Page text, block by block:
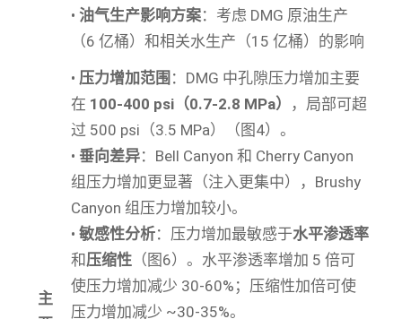
• 油气生产影响方案：考虑 DMG 原油生产
（6 亿桶）和相关水生产（15 亿桶）的影响
主
• 压力增加范围 ：DMG 中孔隙压力增加主要
在 100-400 psi（0.7-2.8 MPa）
，局部可超
过 500 psi（3.5 MPa）（图4）。
• 垂向差异：Bell Canyon 和 Cherry Canyon
组压力增加更显著（注入更集中），Brushy
Canyon 组压力增加较小。
• 敏感性分析：压力增加最敏感于水平渗透率
和 压缩性 （图6）。水平渗透率增加 5 倍可
使压力增加减少 30-60%；压缩性加倍可使
压力增加减少 ~30-35%。